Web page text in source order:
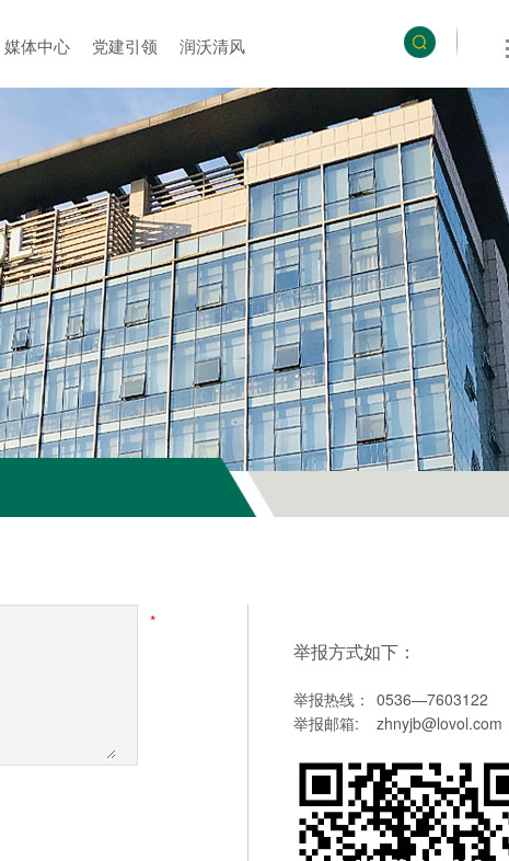
媒体中心 党建引领 润沃清风
*
举报方式如下：
举报热线：
0536—7603122
举报邮箱:
zhnyjb@lovol.com